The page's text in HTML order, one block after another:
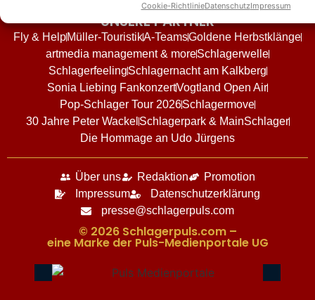
Cookie-RichtlinieDatenschutzImpressum
UNSERE PARTNER
Fly & HelpMüller-TouristikA-TeamsGoldene Herbstklänge
artmedia management & moreSchlagerwelle
SchlagerfeelingSchlagernacht am Kalkberg
Sonia Liebing FankonzertVogtland Open Air
Pop-Schlager Tour 2026Schlagermove
30 Jahre Peter Wackel Schlagerpark & MainSchlager
Die Hommage an Udo Jürgens
Über uns Redaktion
Promotion
Impressum
Datenschutzerklärung
presse@schlagerpuls.com
© 2026 Schlagerpuls.com –
eine Marke der Puls-Medienportale UG​